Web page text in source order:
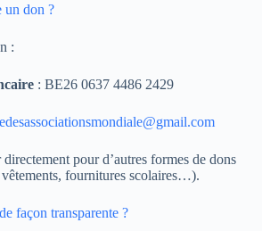
un don ?
:
: BE26 0637 4486 2429
pour d’autres formes de dons
fournitures scolaires…).
façon transparente ?